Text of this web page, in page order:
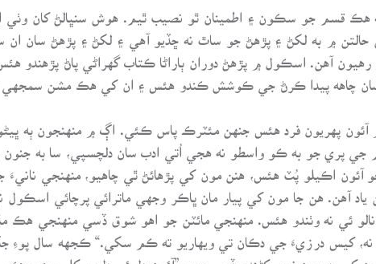
هڪ قسم جو سڪون ۽ اطمينان ٿو نصيب ٿيم. هوش سنڀالڻ کان وٺي
۾ به لکڻ ۽ پڙهڻ جو ساٿ نه ڇڏيو آهي ۽ لکڻ ۽ پڙهڻ سان
رهيون آهن. اسڪول ۾ پڙهڻ دوران ٻاراڻا ڪتاب گهراڻي پاڻ
سان چاهه پيدا ڪرڻ جي ڪوشش ڪندو هئس ۽ ان کي هڪ مشن
آئون پهريون فرد هئس جنهن مئٽرڪ پاس ڪئي. اڳ ۾ منهنجون ٻه
جي پري جو به ڪو واسطو نه هجي اُتي ادب سان دلچسپي، سا به جنون
آئون اڪيلو پُٽ هئس، هنن مون کي پڙهائڻ ٿي چاهيو، منهنجي نانيءَ
آهن. هن جا مون کي پيار مان ڀاڪر وجهي ماترائي پرچائي اسڪول
ئي نه وٺندو هئس. منهنجي مائٽن جو اهو شوق ڏسي منهنجي هڪ
نه، کيس درزيءَ جي دڪان تي ويهاريو ته ڪم سکي.“ ڪجهه سال پوءِ
کي پهريون نمبر کڻندو ڏسي چيو، ”آئون دل ئي دل ۾ کلي رهيو هئس